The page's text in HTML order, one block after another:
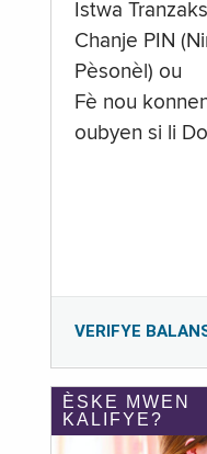
Istwa
Chanje PIN
Pèsonèl) ou
Fè nou
oubyen si li
VERIFYE
ÈSKE MWEN
KALIFYE?